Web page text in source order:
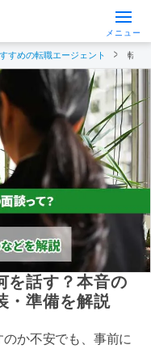
メニュー
すめの転職エージェント 転職
を話す？本音の
・準備を解説
か不安でも、事前に